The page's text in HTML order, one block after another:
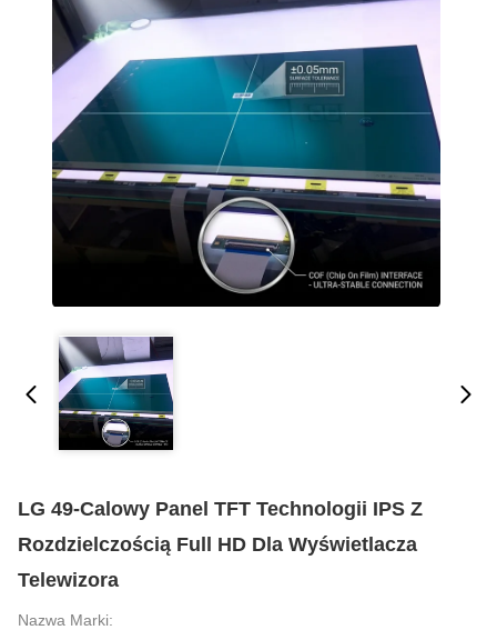
LG 49-Calowy Panel TFT Technologii IPS Z
Rozdzielczością Full HD Dla Wyświetlacza
Telewizora
Nazwa Marki: